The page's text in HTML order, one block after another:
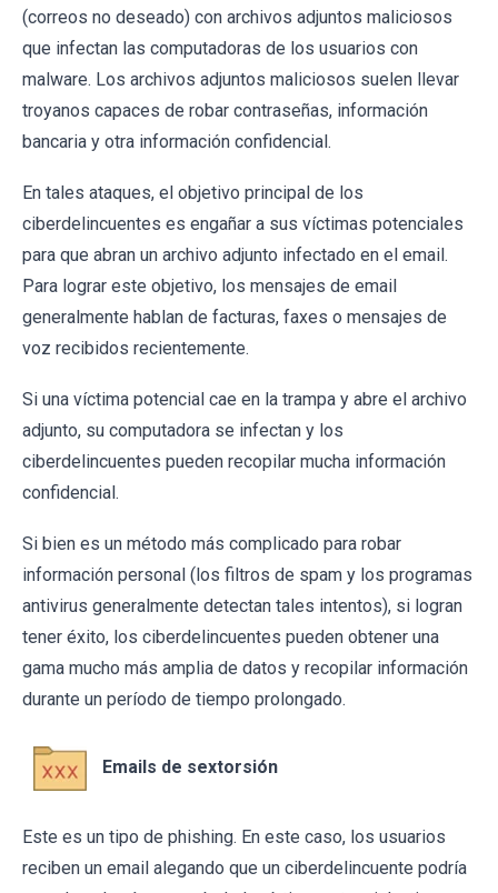
(correos no deseado) con archivos adjuntos maliciosos
que infectan las computadoras de los usuarios con
malware. Los archivos adjuntos maliciosos suelen llevar
troyanos capaces de robar contraseñas, información
bancaria y otra información confidencial.
En tales ataques, el objetivo principal de los
ciberdelincuentes es engañar a sus víctimas potenciales
para que abran un archivo adjunto infectado en el email.
Para lograr este objetivo, los mensajes de email
generalmente hablan de facturas, faxes o mensajes de
voz recibidos recientemente.
Si una víctima potencial cae en la trampa y abre el archivo
adjunto, su computadora se infectan y los
ciberdelincuentes pueden recopilar mucha información
confidencial.
Si bien es un método más complicado para robar
información personal (los filtros de spam y los programas
antivirus generalmente detectan tales intentos), si logran
tener éxito, los ciberdelincuentes pueden obtener una
gama mucho más amplia de datos y recopilar información
durante un período de tiempo prolongado.
Emails de sextorsión
Este es un tipo de phishing. En este caso, los usuarios
reciben un email alegando que un ciberdelincuente podría